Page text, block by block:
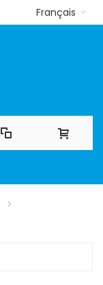
Français